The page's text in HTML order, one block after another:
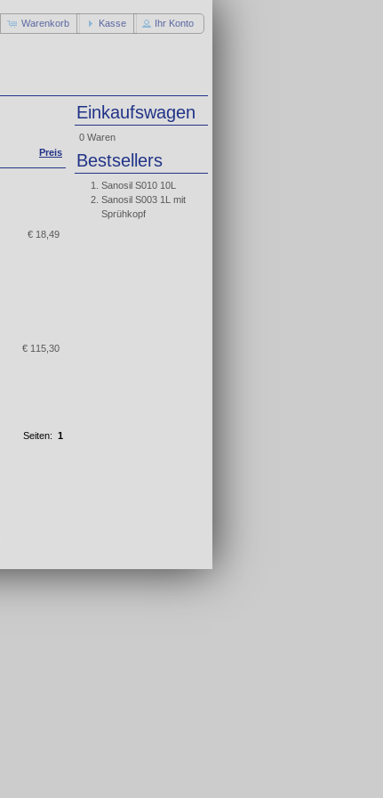
Warenkorb Kasse Ihr Konto
Preis
€ 18,49
€ 115,30
Seiten: 1
Einkaufswagen
0 Waren
Bestsellers
Sanosil S010 10L
Sanosil S003 1L mit
Sprühkopf